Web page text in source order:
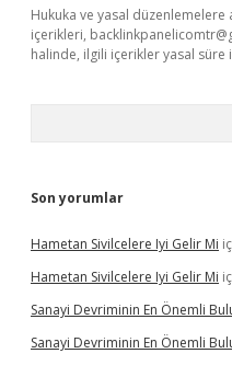
Hukuka ve yasal düzenlemelere
içerikleri,
halinde, ilgili içerikler yasal süre
Son yorumlar
Hametan Sivilcelere Iyi Gelir Mi
Hametan Sivilcelere Iyi Gelir Mi
Sanayi Devriminin En Önemli
Sanayi Devriminin En Önemli